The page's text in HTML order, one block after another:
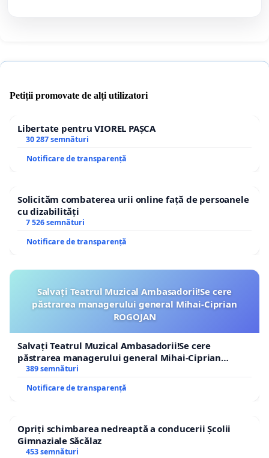
Petiții promovate de alți utilizatori
Libertate pentru VIOREL PAȘCA
30 287 semnături
Notificare de transparență
Solicităm combaterea urii online față de persoanele
cu dizabilități
7 526 semnături
Notificare de transparență
Salvați Teatrul Muzical Ambasadorii!Se cere
păstrarea managerului general Mihai-Ciprian
ROGOJAN
Salvați Teatrul Muzical Ambasadorii!Se cere
păstrarea managerului general Mihai-Ciprian
ROGOJAN
389 semnături
Notificare de transparență
Opriți schimbarea nedreaptă a conducerii Școlii
Gimnaziale Săcălaz
453 semnături